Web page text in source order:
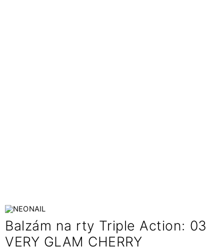
Balzám na rty Triple Action: 03
VERY GLAM CHERRY